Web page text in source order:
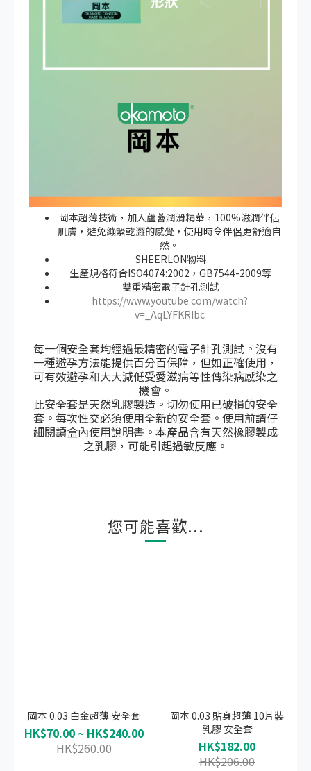
岡本超薄技術，加入蘆薈潤滑精華，100%滋潤伴侶
肌膚，避免繃緊乾澀的感覺，使用時令伴侶更舒適自
然。
SHEERLON物料
生產規格符合ISO4074:2002，GB7544-2009等
雙重精密電子針孔測試
https://www.youtube.com/watch?
v=_AqLYFKRIbc
每一個安全套均經過最精密的電子針孔測試。沒有
一種避孕方法能提供百分百保障，但如正確使用，
可有效避孕和大大減低受愛滋病等性傳染病感染之
機會。
此安全套是天然乳膠製造。切勿使用已破損的安全
套。每次性交必須使用全新的安全套。使用前請仔
細閱讀盒內使用說明書。本產品含有天然橡膠製成
之乳膠，可能引起過敏反應。
您可能喜歡...
岡本 0.03 白金超薄 安全套
HK$70.00 ~ HK$240.00
HK$260.00
岡本 0.03 貼身超薄 10片裝
乳膠 安全套
HK$182.00
HK$206.00